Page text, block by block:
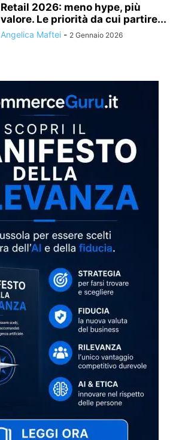
Retail 2026: meno hype, più
valore. Le priorità da cui partire...
Angelica Maftei - 2 Gennaio 2026